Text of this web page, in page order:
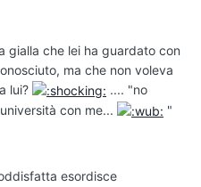
gialla che lei ha guardato con
ma che non voleva
lui?
.... "no
con me...
"
esordisce